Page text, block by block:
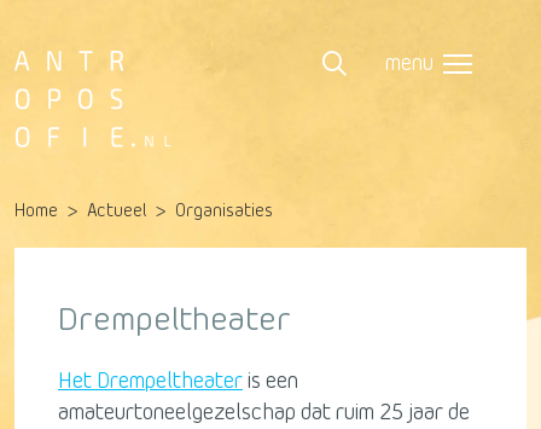
menu
Home Actueel Organisaties
Drempeltheater
Het Drempeltheater is een
amateurtoneelgezelschap dat ruim 25 jaar de